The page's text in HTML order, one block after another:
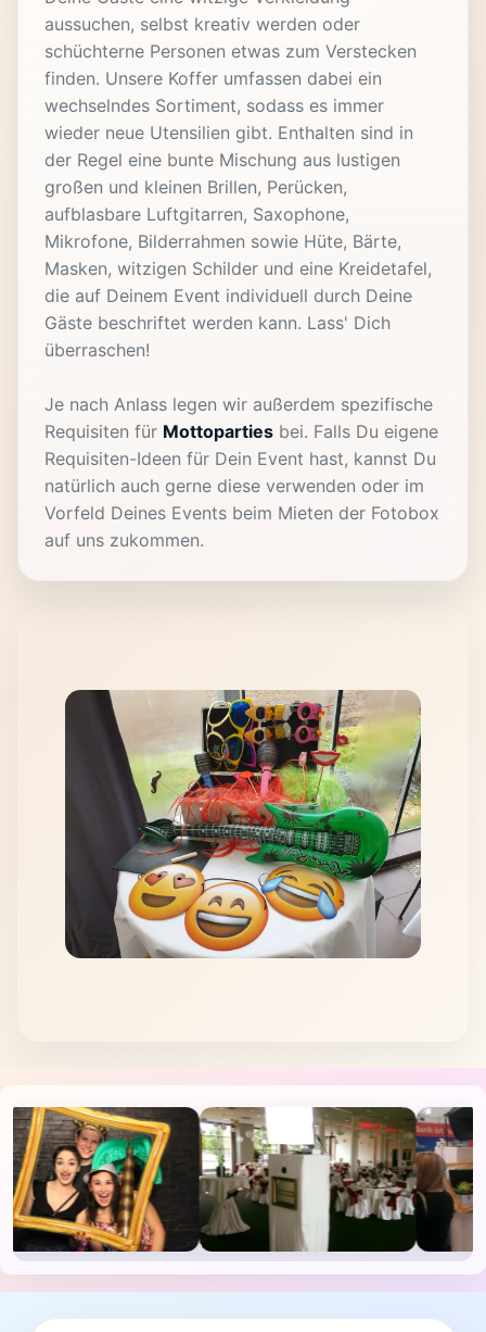
aussuchen, selbst kreativ werden oder
schüchterne Personen etwas zum Verstecken
finden. Unsere Koffer umfassen dabei ein
wechselndes Sortiment, sodass es immer
wieder neue Utensilien gibt. Enthalten sind in
der Regel eine bunte Mischung aus lustigen
großen und kleinen Brillen, Perücken,
aufblasbare Luftgitarren, Saxophone,
Mikrofone, Bilderrahmen sowie Hüte, Bärte,
Masken, witzigen Schilder und eine Kreidetafel,
die auf Deinem Event individuell durch Deine
Gäste beschriftet werden kann. Lass' Dich
überraschen!
Je nach Anlass legen wir außerdem spezifische
Requisiten für Mottoparties bei. Falls Du eigene
Requisiten-Ideen für Dein Event hast, kannst Du
natürlich auch gerne diese verwenden oder im
Vorfeld Deines Events beim Mieten der Fotobox
auf uns zukommen.